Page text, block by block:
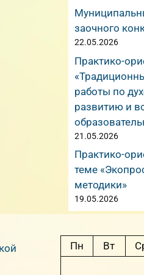
заочного
22.05.2026
Практико-
работы по
развитию и
21.05.2026
Практико-
теме
методики»
19.05.2026
Пн
Вт